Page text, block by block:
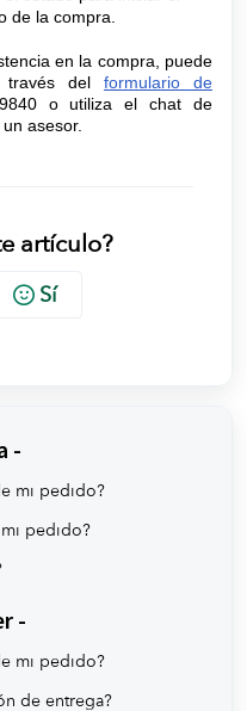
de la compra.
en la compra, puede
del formulario de
o utiliza el chat de
asesor.
artículo?
Sí
-
mi pedido?
mi pedido?
-
mi pedido?
de entrega?